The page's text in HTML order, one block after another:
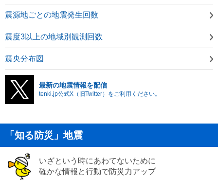
震源地ごとの地震発生回数
震度3以上の地域別観測回数
震央分布図
最新の地震情報を配信
tenki.jp公式X（旧Twitter）をご利用ください。
「知る防災」地震
いざという時にあわてないために
確かな情報と行動で防災力アップ